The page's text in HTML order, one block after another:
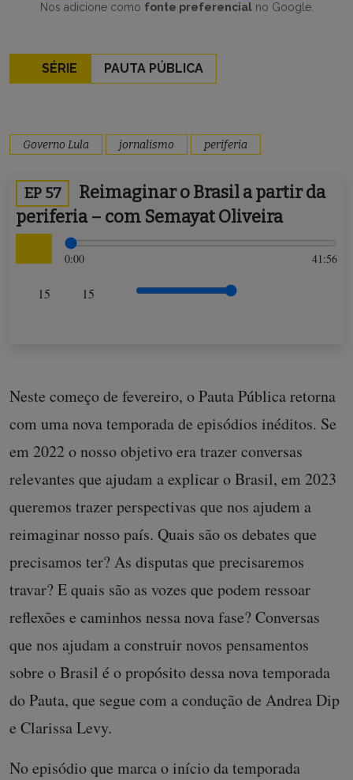
Nos adicione como fonte preferencialno Google.
SÉRIE PAUTA PÚBLICA
Governo Lula jornalismo periferia
EP 57
Reimaginar o Brasil a partir da
periferia – com Semayat Oliveira
0:00 41:56
15 15
Neste começo de fevereiro, o Pauta Pública retorna
com uma nova temporada de episódios inéditos. Se
em 2022 o nosso objetivo era trazer conversas
relevantes que ajudam a explicar o Brasil, em 2023
queremos trazer perspectivas que nos ajudem a
reimaginar nosso país. Quais são os debates que
precisamos ter? As disputas que precisaremos
travar? E quais são as vozes que podem ressoar
reflexões e caminhos nessa nova fase? Conversas
que nos ajudam a construir novos pensamentos
sobre o Brasil é o propósito dessa nova temporada
do Pauta, que segue com a condução de Andrea Dip
e Clarissa Levy.
No episódio que marca o início da temporada